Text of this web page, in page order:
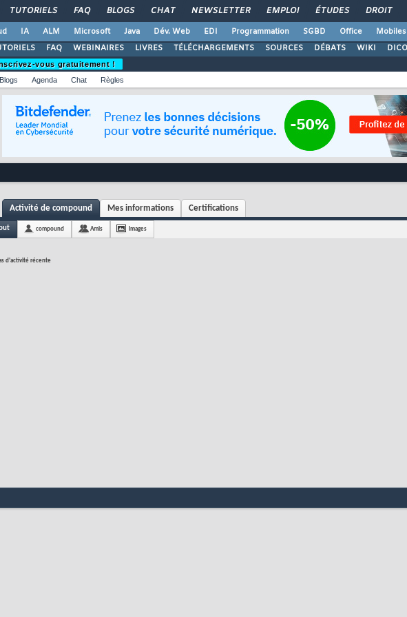
TUTORIELS FAQ BLOGS CHAT NEWSLETTER EMPLOI ÉTUDES DROIT
IA ALM Microsoft Java Dév. Web EDI Programmation SGBD Office Mobiles
FAQ WEBINAIRES LIVRES TÉLÉCHARGEMENTS SOURCES DÉBATS WIKI DICO
vous gratuitement !
Blogs Agenda Chat Règles
Activité de compound Mes informations Certifications
compound Amis Images
d'activité récente